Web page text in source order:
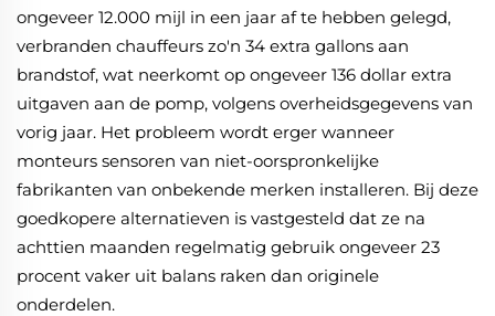
ongeveer 12.000 mijl in een jaar af te hebben gelegd,
verbranden chauffeurs zo'n 34 extra gallons aan
brandstof, wat neerkomt op ongeveer 136 dollar extra
uitgaven aan de pomp, volgens overheidsgegevens van
vorig jaar. Het probleem wordt erger wanneer
monteurs sensoren van niet-oorspronkelijke
fabrikanten van onbekende merken installeren. Bij deze
goedkopere alternatieven is vastgesteld dat ze na
achttien maanden regelmatig gebruik ongeveer 23
procent vaker uit balans raken dan originele
onderdelen.